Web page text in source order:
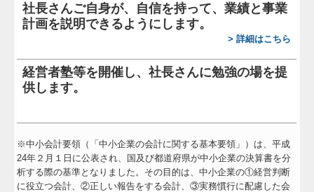
社長さんご自身が、自信を持って、業績と事業
計画を説明できるようにします。
>詳細はこちら
経営者塾等を開催 し、社長さんに勉強の場を提
供します。
※中小会計要領（「中小企業の会計に関する基本要領」）は、平成
24年２月１日に公表され、国及び都道府県が中小企業の決算書を分
析する際の基準となりました。その目的は、中小企業の①経営判断
に役立つ会計、②正しい報告をする会計、③実務慣行に配慮した会